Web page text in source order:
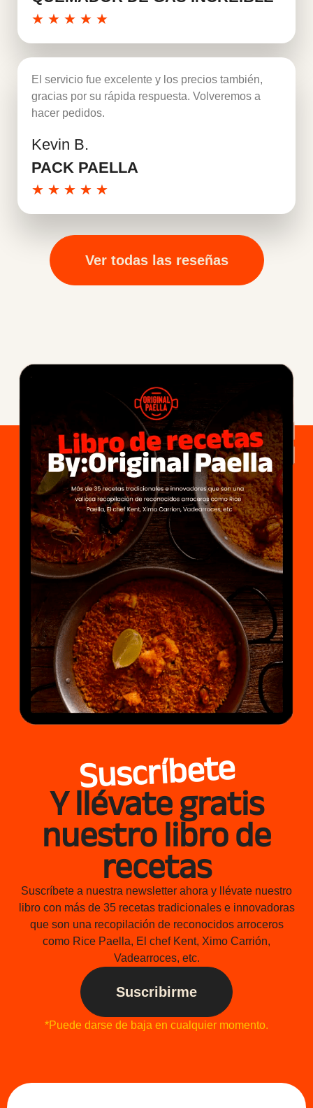
★ ★ ★ ★ ★
El servicio fue excelente y los precios también,
gracias por su rápida respuesta. Volveremos a
hacer pedidos.
Kevin B.
PACK PAELLA
★ ★ ★ ★ ★
Ver todas las reseñas
Suscríbete
Y llévate gratis
nuestro libro de
recetas
Suscríbete a nuestra newsletter ahora y llévate nuestro
libro con más de 35 recetas tradicionales e innovadoras
que son una recopilación de reconocidos arroceros
como Rice Paella, El chef Kent, Ximo Carrión,
Vadearroces, etc.
Suscribirme
*Puede darse de baja en cualquier momento.